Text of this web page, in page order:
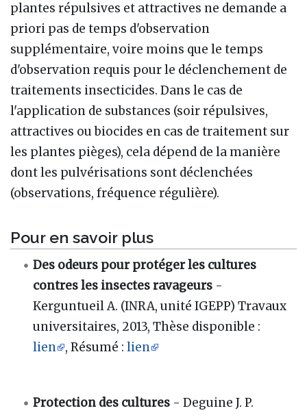
plantes répulsives et attractives ne demande a
priori pas de temps d'observation
supplémentaire, voire moins que le temps
d'observation requis pour le déclenchement de
traitements insecticides. Dans le cas de
l'application de substances (soir répulsives,
attractives ou biocides en cas de traitement sur
les plantes pièges), cela dépend de la manière
dont les pulvérisations sont déclenchées
(observations, fréquence régulière).
Pour en savoir plus
Des odeurs pour protéger les cultures
contres les insectes ravageurs -
Kerguntueil A. (INRA, unité IGEPP) Travaux
universitaires, 2013, Thèse disponible :
lien
, Résumé :lien
Protection des cultures - Deguine J. P.